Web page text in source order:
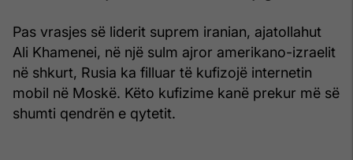
Pas vrasjes së liderit suprem iranian, ajatollahut
Ali Khamenei, në një sulm ajror amerikano-izraelit
në shkurt, Rusia ka filluar të kufizojë internetin
mobil në Moskë. Këto kufizime kanë prekur më së
shumti qendrën e qytetit.